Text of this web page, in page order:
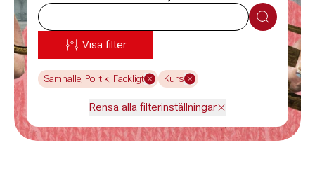
Sök
Visa filter
Samhälle, Politik, Fackligt Kurs
Rensa alla filterinställningar